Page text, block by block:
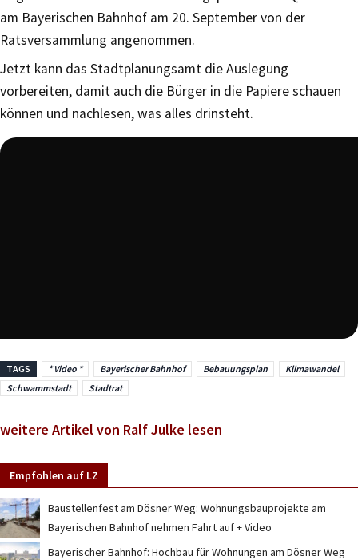
am Bayerischen Bahnhof am 20. September von der
Ratsversammlung angenommen.
Jetzt kann das Stadtplanungsamt die Auslegung
vorbereiten, damit auch die Bürger in die Papiere schauen
können und nachlesen, was alles drinsteht.
TAGS * Video * Bayerischer Bahnhof Bebauungsplan
Klimawandel
Schwammstadt
Stadtrat
weitere Artikel von Ralf Julke lesen
Empfohlen auf LZ
Baustellenfest am Dösner Weg: Wohnungsbauprojekte am
Bayerischen Bahnhof nehmen Fahrt auf + Video
Bayerischer Bahnhof: Hochbau für Wohnungen am Dösner Weg